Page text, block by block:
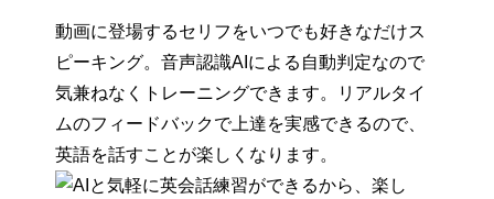
動画に登場するセリフをいつでも好きなだけス
ピーキング。音声認識AIによる自動判定なので
気兼ねなくトレーニングできます。リアルタイ
ムのフィードバックで上達を実感できるので、
英語を話すことが楽しくなります。